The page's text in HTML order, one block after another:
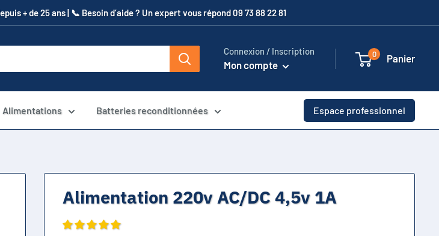
+ de 25 ans | 📞​ Besoin d’aide ? Un expert vous répond 09 73 88 22 81
Connexion / Inscription
Mon compte
0 Panier
Alimentations Batteries reconditionnées Espace professionnel
Alimentation 220v AC/DC 4,5v 1A